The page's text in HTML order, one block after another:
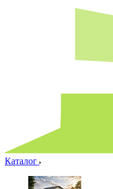
Каталог